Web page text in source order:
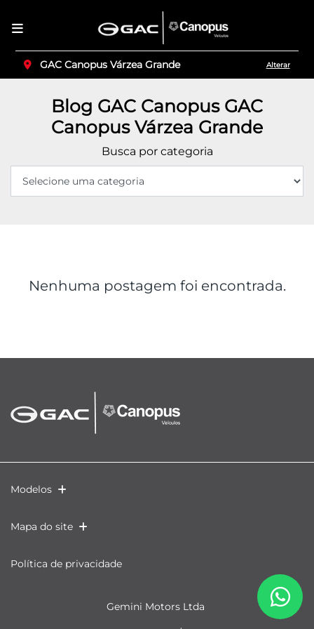
GAC Canopus Várzea Grande Alterar
Blog GAC Canopus GAC
Canopus Várzea Grande
Busca por categoria
Nenhuma postagem foi encontrada.
Modelos
Mapa do site
Política de privacidade
Gemini Motors Ltda